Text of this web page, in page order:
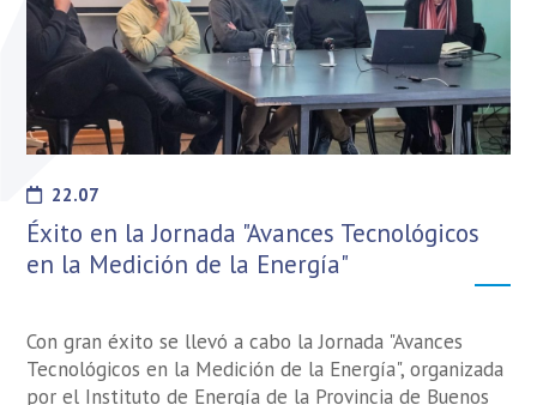
22.07
Éxito en la Jornada "Avances Tecnológicos
en la Medición de la Energía"
Con gran éxito se llevó a cabo la Jornada "Avances
Tecnológicos en la Medición de la Energía", organizada
por el Instituto de Energía de la Provincia de Buenos